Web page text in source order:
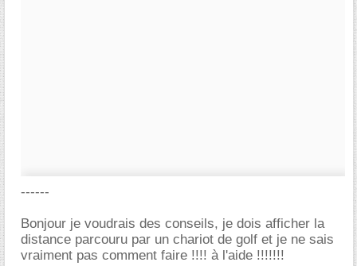
------
Bonjour je voudrais des conseils, je dois afficher la
distance parcouru par un chariot de golf et je ne sais
vraiment pas comment faire !!!! à l'aide !!!!!!!